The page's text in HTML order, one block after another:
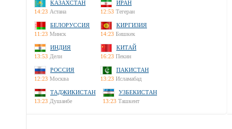
КАЗАХСТАН
14:23 Астана
ИРАН
12:53 Тегеран
БЕЛОРУССИЯ
11:23 Минск
КИРГИЗИЯ
14:23 Бишкек
ИНДИЯ
13:53 Дели
КИТАЙ
16:23 Пекин
РОССИЯ
12:23 Москва
ПАКИСТАН
13:23 Исламабад
ТАДЖИКИСТАН
13:23 Душанбе
УЗБЕКИСТАН
13:23 Ташкент